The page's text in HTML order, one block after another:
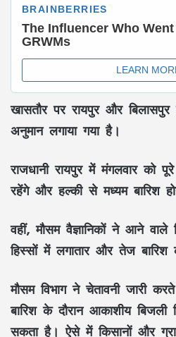
खासतौर पर रायपुर और
अनुमान लगाया गया है।
राजधानी रायपुर में मंगलवार को
रहेंगे और हल्की से मध्यम बारिश
वहीं, मौसम वैज्ञानिकों ने आने
हिस्सों में लगातार और तेज
मौसम विभाग ने चेतावनी जारी
बारिश के दौरान आकाशीय
सकता है। ऐसे में किसानों और